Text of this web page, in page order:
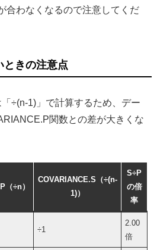
合わなくなるので注意してくだ
ときの注意点
÷(n-1)」で計算するため、デー
関数との差が大きくな
（÷n）
COVARIANCE.S（÷(n-
1)）
S÷P
の倍
率
÷1
2.00
倍